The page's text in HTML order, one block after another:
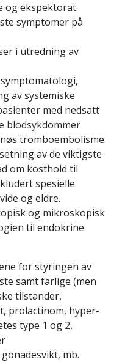
og ekspektorat.
symptomer på
i utredning av
av systemiske
med nedsatt
blodsykdommer
tromboembolisme.
av de viktigste
om kosthold til
spesielle
og eldre.
og mikroskopisk
til endokrine
for styringen av
samt farlige (men
tilstander,
prolactinom, hyper-
type 1 og 2,
mb.